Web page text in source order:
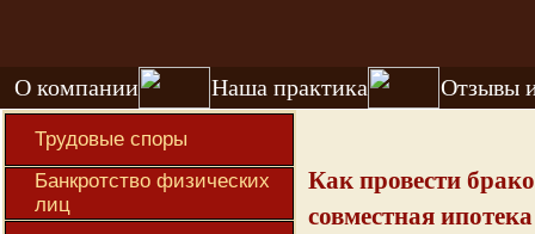
О компании Наша практика Отзывы
Трудовые споры
Банкротство физических
лиц
Как провести
совместная